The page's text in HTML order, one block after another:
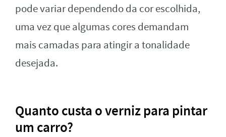
pode variar dependendo da cor escolhida,
uma vez que algumas cores demandam
mais camadas para atingir a tonalidade
desejada.
Quanto custa o verniz para pintar
um carro?